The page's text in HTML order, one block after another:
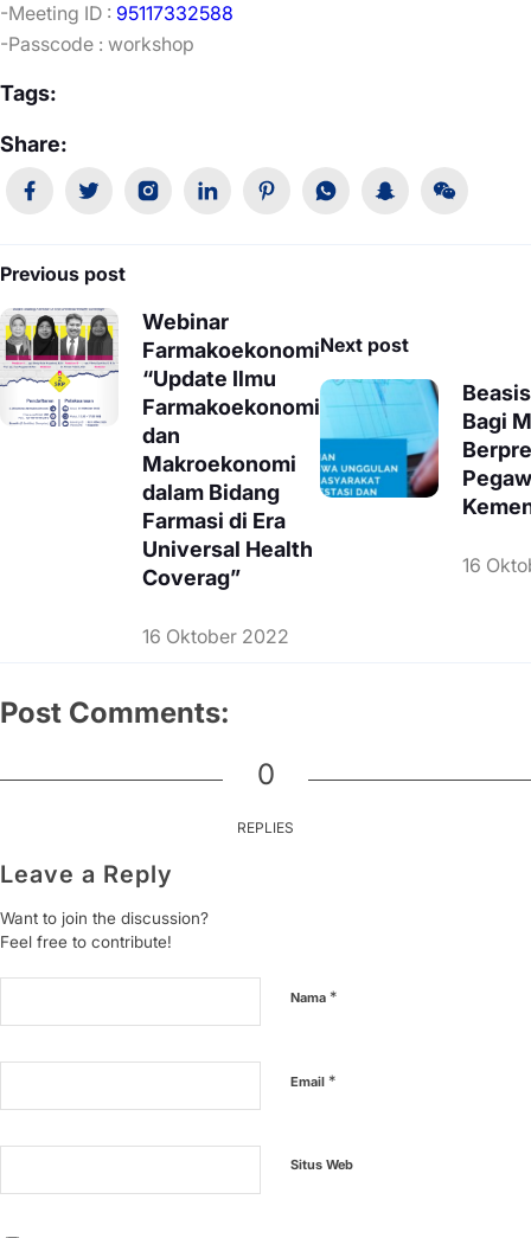
-Meeting ID : 95117332588
-Passcode : workshop
Tags:
Share:
Navigasi
Previous post
Webinar
Farmakoekonomi
“Update Ilmu
Farmakoekonomi
dan
Makroekonomi
dalam Bidang
Farmasi di Era
Universal Health
Coverag”
16 Oktober 2022
Next post
Bagi
16
Post Comments:
0
REPLIES
Leave a Reply
Want to join the discussion?
Feel free to contribute!
Nama *
Email *
Situs Web